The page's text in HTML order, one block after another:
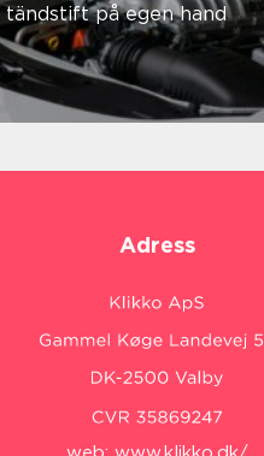
tändstift på egen hand
Adress